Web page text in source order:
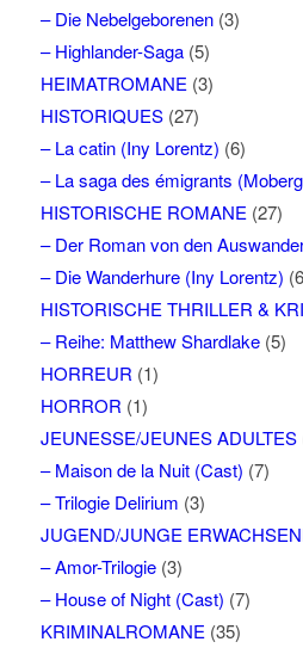
– Die Nebelgeborenen(3)
– Highlander-Saga(5)
HEIMATROMANE (3)
HISTORIQUES(27)
– La catin (Iny Lorentz) (6)
– La saga des émigrants
HISTORISCHE ROMANE (27)
– Der Roman von den
– Die Wanderhure (Iny Lorentz)
HISTORISCHE THRILLER &
– Reihe: Matthew Shardlake(5)
HORREUR (1)
HORROR (1)
JEUNESSE/JEUNES ADULTES
– Maison de la Nuit (Cast) (7)
– Trilogie Delirium (3)
JUGEND/JUNGE
– Amor-Trilogie(3)
– House of Night (Cast) (7)
KRIMINALROMANE (35)